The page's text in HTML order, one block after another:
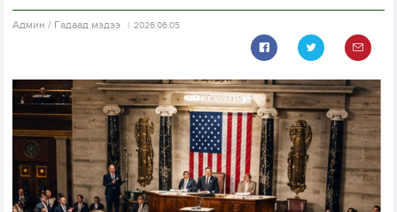
Aдмин / Гадаад мэдээ 2026.06.05